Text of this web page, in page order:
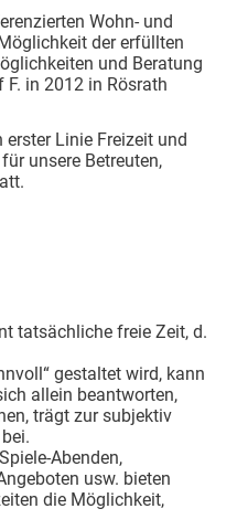
Wohn- und
der erfüllten
und Beratung
in 2012 in Rösrath
Linie Freizeit und
unsere Betreuten,
tatsächliche freie Zeit, d.
gestaltet wird, kann
allein beantworten,
trägt zur subjektiv
Abenden,
usw. bieten
die Möglichkeit,